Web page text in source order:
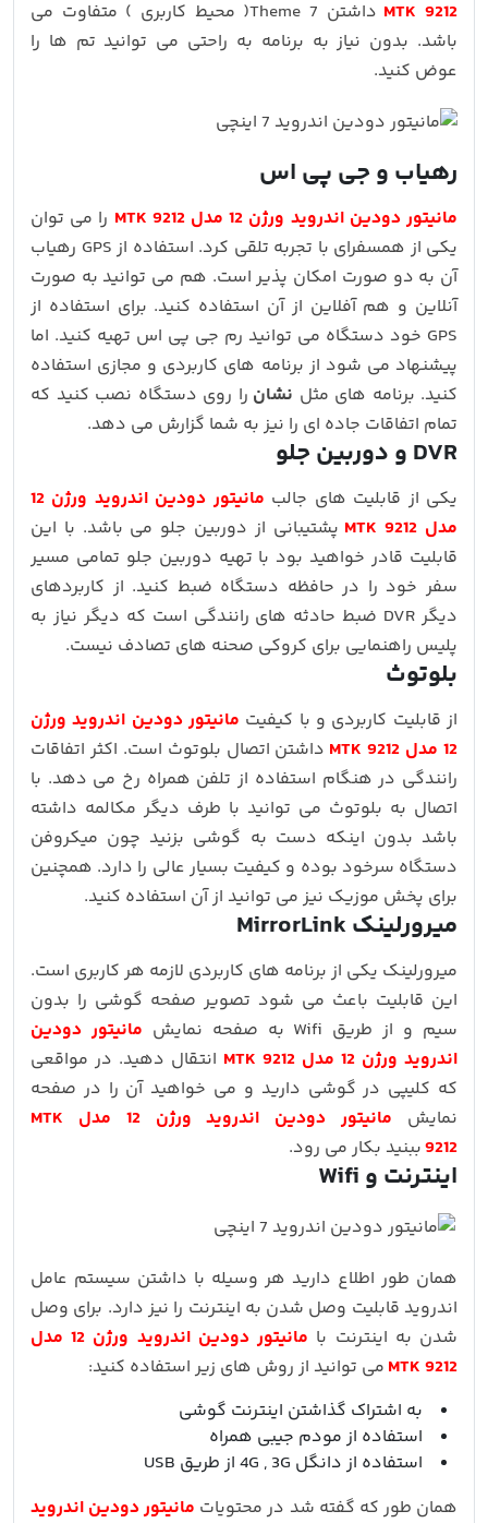
MTK 9212
داشتن 7 Theme( محیط کاربری ) متفاوت می
باشد. بدون نیاز به برنامه به راحتی می توانید تم ها را
عوض کنید.
رهیاب و جی پی اس
مانیتور دودین اندروید ورژن 12 مدل MTK 9212
را می توان
یکی از همسفرای با تجربه تلقی کرد. استفاده از GPS رهیاب
آن به دو صورت امکان پذیر است. هم می توانید به صورت
آنلاین و هم آفلاین از آن استفاده کنید. برای استفاده از
GPS خود دستگاه می توانید رم جی پی اس تهیه کنید. اما
پیشنهاد می شود از برنامه های کاربردی و مجازی استفاده
کنید. برنامه های مثل نشان را روی دستگاه نصب کنید که
تمام اتفاقات جاده ای را نیز به شما گزارش می دهد.
DVR و دوربین جلو
یکی از قابلیت های جالب
مانیتور دودین اندروید ورژن 12
مدل MTK 9212
پشتیبانی از دوربین جلو می باشد. با این
قابلیت قادر خواهید بود با تهیه دوربین جلو تمامی مسیر
سفر خود را در حافظه دستگاه ضبط کنید. از کاربردهای
دیگر DVR ضبط حادثه های رانندگی است که دیگر نیاز به
پلیس راهنمایی برای کروکی صحنه های تصادف نیست.
بلوتوث
از قابلیت کاربردی و با کیفیت مانیتور دودین اندروید ورژن
12 مدل MTK 9212
داشتن اتصال بلوتوث است. اکثر اتفاقات
رانندگی در هنگام استفاده از تلفن همراه رخ می دهد. با
اتصال به بلوتوث می توانید با طرف دیگر مکالمه داشته
باشد بدون اینکه دست به گوشی بزنید چون میکروفن
دستگاه سرخود بوده و کیفیت بسیار عالی را دارد. همچنین
برای پخش موزیک نیز می توانید از آن استفاده کنید.
میرورلینک MirrorLink
میرورلینک یکی از برنامه های کاربردی لازمه هر کاربری است.
این قابلیت باعث می شود تصویر صفحه گوشی را بدون
سیم و از طریق Wifi به صفحه نمایش
مانیتور دودین
اندروید ورژن 12 مدل MTK 9212
انتقال دهید. در مواقعی
که کلیپی در گوشی دارید و می خواهید آن را در صفحه
نمایش
مانیتور دودین اندروید ورژن 12 مدل MTK
9212ببنید بکار می رود.
اینترنت و Wifi
همان طور اطلاع دارید هر وسیله با داشتن سیستم عامل
اندروید قابلیت وصل شدن به اینترنت را نیز دارد. برای وصل
شدن به اینترنت با
مانیتور دودین اندروید ورژن 12 مدل
MTK 9212 می توانید از روش های زیر استفاده کنید:
به اشتراک گذاشتن اینترنت گوشی
استفاده از مودم جیبی همراه
استفاده از دانگل 4G , 3G از طریق USB
همان طور که گفته شد در محتویات مانیتور دودین اندروید